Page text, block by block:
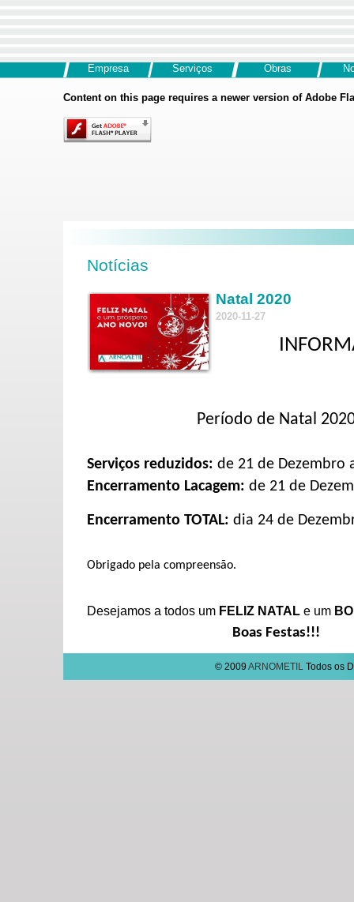
Empresa Serviços Obras
Content on this page requires a newer version of Adobe
Notícias
Natal 2020
2020-11-27
Período de Natal
Serviços reduzidos: de 21 de Dezembro
Encerramento Lacagem: de 21 de
Encerramento TOTAL: dia 24 de
Obrigado pela compreensão.
Desejamos a todos um FELIZ NATALe um
Boas Festas!!!
© 2009 ARNOMETILTodos os